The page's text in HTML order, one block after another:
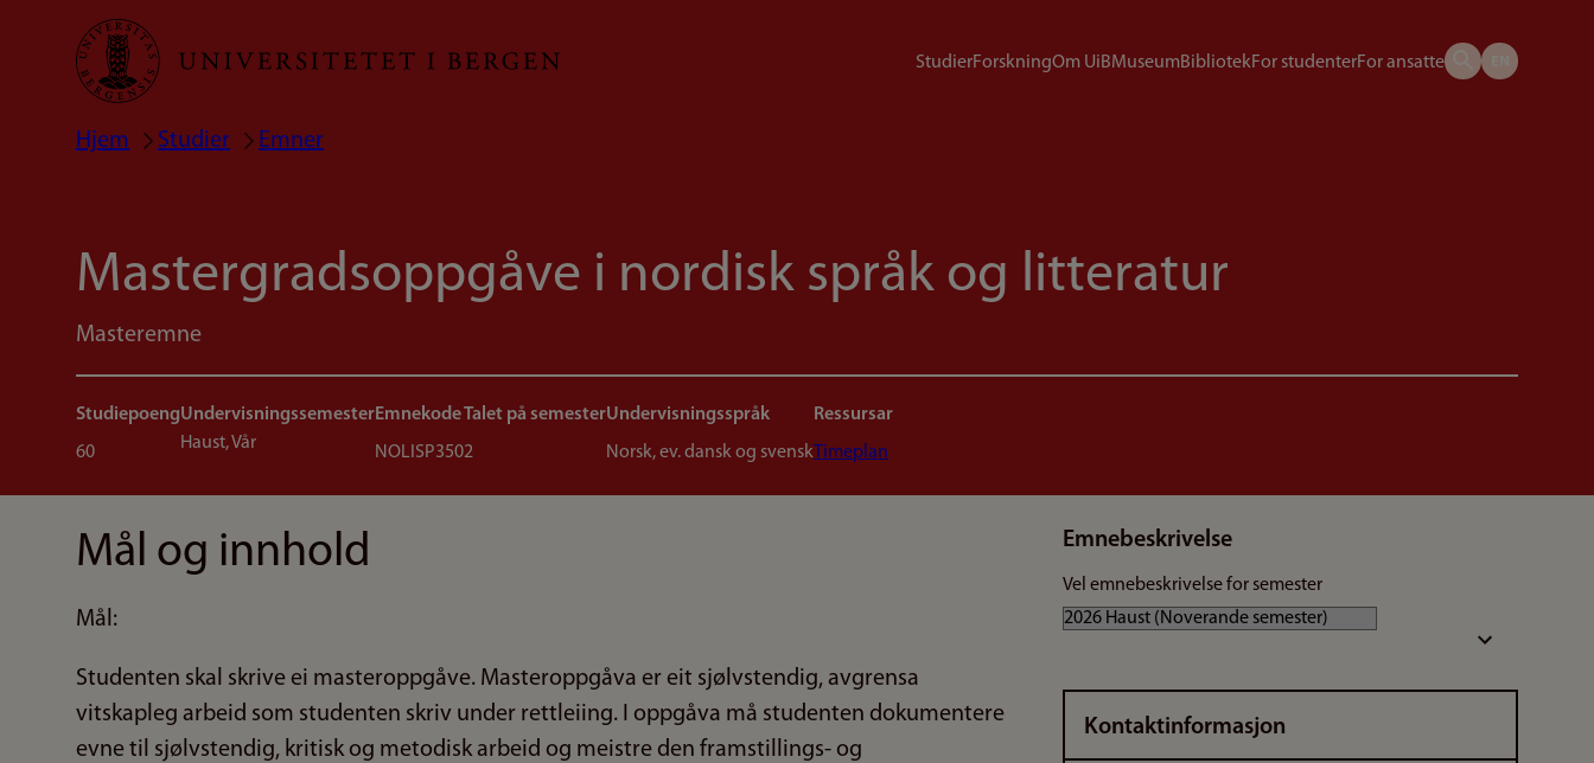
Hopp
hovedinnhold
StudierForskningOm UiBMuseumBibliotekFor studenterFor ansatte
Navigasjonssti
Hjem Studier Emner
Mastergradsoppgåve i nordisk språk og litteratur
Masteremne
Studiepoeng
60
Undervisningssemester
Haust, Vår
Emnekode
NOLISP350
Talet på semester
2
Undervisningsspråk
Norsk, ev. dansk og svensk
Ressursar
Timeplan
Mål og innhold
Mål:
Studenten skal skrive ei masteroppgåve. Masteroppgåva er eit sjølvstendig, avgrensa
vitskapleg arbeid som studenten skriv under rettleiing. I oppgåva må studenten dokumentere
evne til sjølvstendig, kritisk og metodisk arbeid og meistre den framstillings- og
Emnebeskrivelse
Vel emnebeskrivelse for semester
Kontaktinformasjon